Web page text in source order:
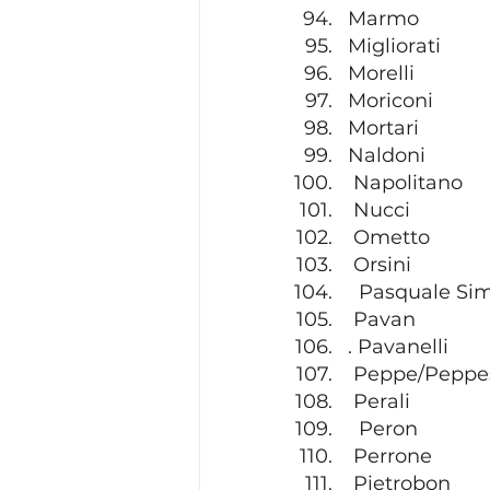
Marmo
Migliorati
Morelli
Moriconi
Mortari
Naldoni
Napolitano
Nucci
Ometto
Orsini
Pasquale
Pavan
. Pavanelli
Peppe/
Perali
  Peron
Perrone
Pietrobon